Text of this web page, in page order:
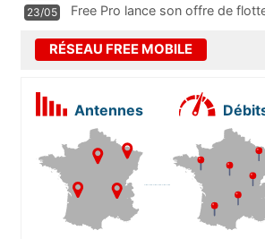
23/05 Free Pro lance son offre de
RÉSEAU FREE MOBILE
Antennes